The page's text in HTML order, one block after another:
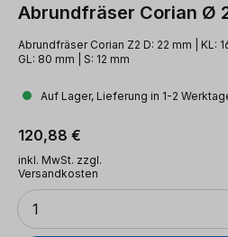
Abrundfräser Corian Ø
Abrundfräser Corian Z2 D: 22 mm | KL:
GL: 80 mm | S: 12 mm
Auf Lager, Lieferung in 1-2
Regulärer Preis:
120,88 €
inkl. MwSt. zzgl.
Versandkosten
Anzahl
1